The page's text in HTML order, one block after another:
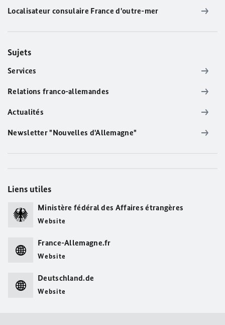
Localisateur consulaire France d'outre-mer
Sujets
Services
Relations franco-allemandes
Actualités
Newsletter "Nouvelles d'Allemagne"
Liens utiles
Ministère fédéral des Affaires étrangères
Website
France-Allemagne.fr
Website
Deutschland.de
Website